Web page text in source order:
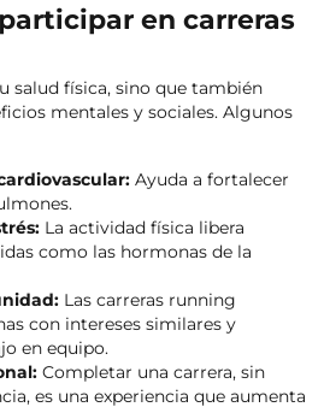
en carreras
salud física, sino que también
mentales y sociales. Algunos
Ayuda a fortalecer
La actividad física libera
como las hormonas de la
Las carreras running
con intereses similares y
en equipo.
Completar una carrera, sin
es una experiencia que aumenta